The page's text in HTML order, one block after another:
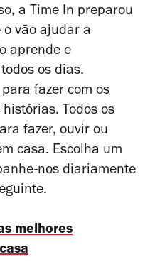
a Time In preparou
o vão ajudar a
aprende e
os dias.
fazer com os
Todos os
fazer, ouvir ou
casa. Escolha um
nos diariamente
melhores